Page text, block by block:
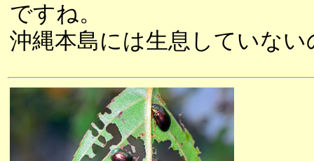
ですね。
沖縄本島には生息していな